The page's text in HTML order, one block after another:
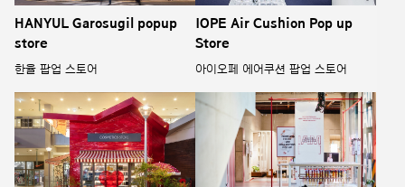
HANYUL Garosugil popup
store
한율 팝업 스토어
IOPE Air Cushion Pop up
Store
아이오페 에어쿠션 팝업 스토어